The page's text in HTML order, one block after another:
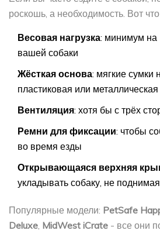
роскошь, а необходимость. Вот что
Весовая нагрузка: минимум на
вашей собаки
Жёсткая основа: мягкие сумки
пластиковая или
Вентиляция: хотя бы с трёх
Ремни для фиксации: чтобы
во время езды
Открывающаяся верхняя
укладывать собаку, не
Популярные модели: PetSafe
Deluxe, MidWest iCrate - все они